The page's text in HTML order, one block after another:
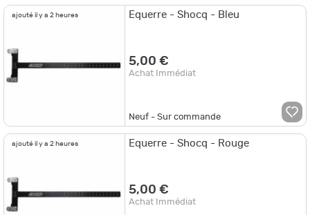
ajouté il y a 2 heures Equerre - Shocq - Bleu
5,00 €
Achat Immédiat
Neuf - Sur commande
ajouté il y a 2 heures Equerre - Shocq - Rouge
5,00 €
Achat Immédiat